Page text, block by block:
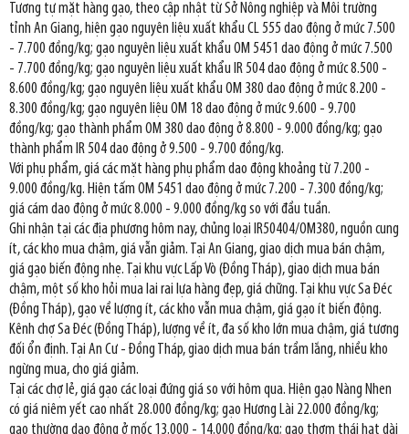
Tương tự mặt hàng gạo, theo cập nhật từ Sở Nông nghiệp và Môi trường
tỉnh An Giang, hiện gạo nguyên liệu xuất khẩu CL 555 dao động ở mức 7.500
- 7.700 đồng/kg; gạo nguyên liệu xuất khẩu OM 5451 dao động ở mức 7.500
- 7.700 đồng/kg; gạo nguyên liệu xuất khẩu IR 504 dao động ở mức 8.500 -
8.600 đồng/kg; gạo nguyên liệu xuất khẩu OM 380 dao động ở mức 8.200 -
8.300 đồng/kg; gạo nguyên liệu OM 18 dao động ở mức 9.600 - 9.700
đồng/kg; gạo thành phẩm OM 380 dao động ở 8.800 - 9.000 đồng/kg; gạo
thành phẩm IR 504 dao động ở 9.500 - 9.700 đồng/kg.
Với phụ phẩm, giá các mặt hàng phụ phẩm dao động khoảng từ 7.200 -
9.000 đồng/kg. Hiện tấm OM 5451 dao động ở mức 7.200 - 7.300 đồng/kg;
giá cám dao động ở mức 8.000 - 9.000 đồng/kg so với đầu tuần.
Ghi nhận tại các địa phương hôm nay, chủng loại IR50404/OM380, nguồn cung
ít, các kho mua chậm, giá vẫn giảm. Tại An Giang, giao dịch mua bán chậm,
giá gạo biến động nhẹ. Tại khu vực Lấp Vò (Đồng Tháp), giao dịch mua bán
chậm, một số kho hỏi mua lai rai lựa hàng đẹp, giá chững. Tại khu vực Sa Đéc
(Đồng Tháp), gạo về lượng ít, các kho vẫn mua chậm, giá gạo ít biến động.
Kênh chợ Sa Đéc (Đồng Tháp), lượng về ít, đa số kho lớn mua chậm, giá tương
đối ổn định. Tại An Cư - Đồng Tháp, giao dịch mua bán trầm lắng, nhiều kho
ngừng mua, cho giá giảm.
Tại các chợ lẻ, giá gạo các loại đứng giá so với hôm qua. Hiện gạo Nàng Nhen
có giá niêm yết cao nhất 28.000 đồng/kg; gạo Hương Lài 22.000 đồng/kg;
gạo thường dao động ở mốc 13.000 - 14.000 đồng/kg; gạo thơm thái hạt dài